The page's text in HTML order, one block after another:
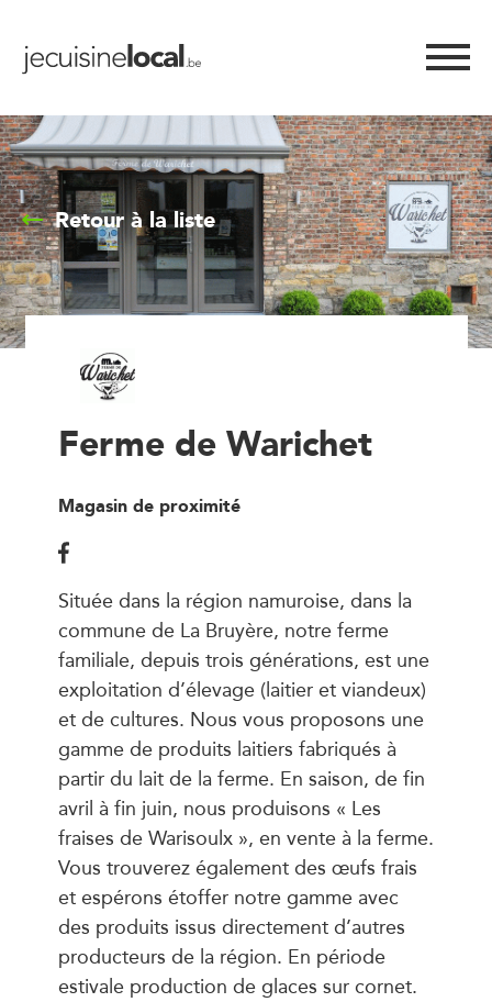
Retour à la liste
Ferme de Warichet
Magasin de proximité
Située dans la région namuroise, dans la
commune de La Bruyère, notre ferme
familiale, depuis trois générations, est une
exploitation d’élevage (laitier et viandeux)
et de cultures. Nous vous proposons une
gamme de produits laitiers fabriqués à
partir du lait de la ferme. En saison, de fin
avril à fin juin, nous produisons « Les
fraises de Warisoulx », en vente à la ferme.
Vous trouverez également des œufs frais
et espérons étoffer notre gamme avec
des produits issus directement d’autres
producteurs de la région. En période
estivale production de glaces sur cornet.